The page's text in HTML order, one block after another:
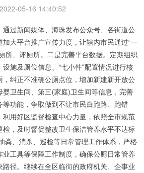
2022-05-16 14:40:52
过新闻媒体、海珠发布公众号、各街道公
大平台推广宣传力度，让辖内市民通过“一
所、评厕所。二是完善平台数据。定期组织
施及厕位信息、“七小件”配置情况进行核
纠正不准确公厕点位，增加新建新开放公
婴卫生间、第三(家庭)卫生间等信息，完善
功能，争取做到不让市民白跑路、跑错
用好区监督检查中心力量，依照全市规范
，及时督促整改卫生保洁管养水平不达标
粪、消杀、巡检等日常管理工作体系，严格
工具等保障工作制度，确保公厕日常管养
径。继续在全区临街的政府机关、企事业